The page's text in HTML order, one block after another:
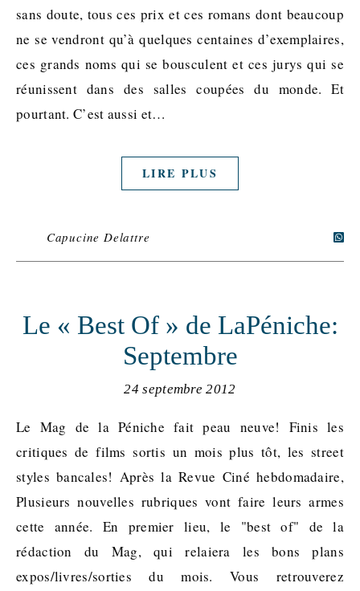
sans doute, tous ces prix et ces romans dont beaucoup
ne se vendront qu’à quelques centaines d’exemplaires,
ces grands noms qui se bousculent et ces jurys qui se
réunissent dans des salles coupées du monde. Et
pourtant. C’est aussi et…
LIRE PLUS
Capucine Delattre
Le « Best Of » de LaPéniche:
Septembre
24 septembre 2012
Le Mag de la Péniche fait peau neuve! Finis les
critiques de films sortis un mois plus tôt, les street
styles bancales! Après la Revue Ciné hebdomadaire,
Plusieurs nouvelles rubriques vont faire leurs armes
cette année. En premier lieu, le "best of" de la
rédaction du Mag, qui relaiera les bons plans
expos/livres/sorties du mois. Vous retrouverez